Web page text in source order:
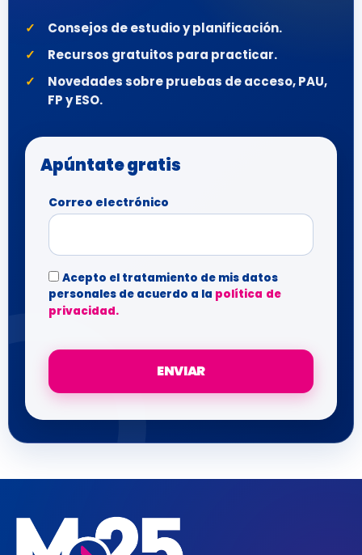
Consejos de estudio y planificación.
Recursos gratuitos para practicar.
Novedades sobre pruebas de acceso, PAU,
FP y ESO.
Apúntate gratis
Correo electrónico
Acepto el tratamiento de mis datos
personales de acuerdo a la política de
privacidad.
ENVIAR